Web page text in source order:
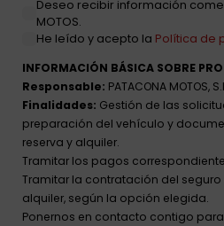
Deseo recibir información
MOTOS.
He leído y acepto la Política de
INFORMACIÓN BÁSICA SOBRE
Responsable: PATACONA MOTOS,
Finalidades: Gestión de las
preparación del vehículo y
reserva y alquiler.
Tramitar los pagos
Tramitar la contratación del
alquiler, según la opción elegida.
Ponernos en contacto contigo